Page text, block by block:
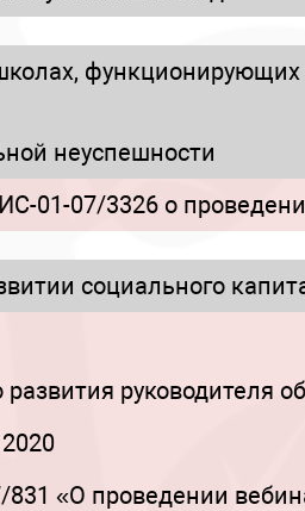
неуспешности
01-07/3326 о
социального
руководителя
«О проведении